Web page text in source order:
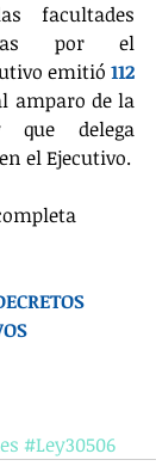
facultades
por el
emitió 112
amparo de la
que delega
el Ejecutivo.
#Ley30506